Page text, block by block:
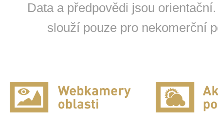
Data a předpovědi jsou
slouží pouze pro nekomerční